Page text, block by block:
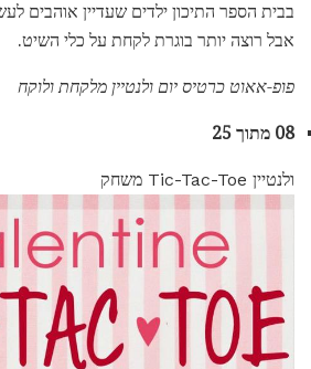
בבית הספר התיכון ילדים שעדיין אוהבים
אבל רוצה יותר בוגרת לקחת על כלי השיט.
פופ-אאוט כרטיס יום ולנטיין מלקחת ולוקח
08 מתוך 25
ולנטיין Tic-Tac-Toe משחק